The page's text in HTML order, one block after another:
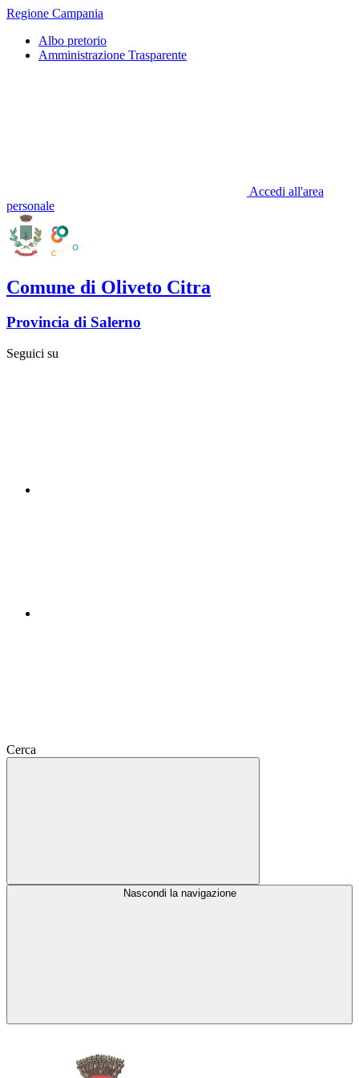
Regione Campania
Albo pretorio
Amministrazione Trasparente
Accedi all'area
personale
Comune di Oliveto Citra
Provincia di Salerno
Seguici su
Cerca
Nascondi la navigazione